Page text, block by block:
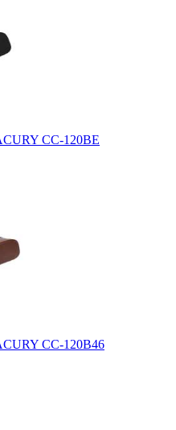
CC-120BE
CC-120B46